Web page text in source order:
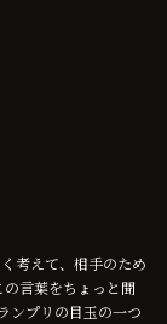
考えて、相手のため
言葉をちょっと聞
ンプリの目玉の一つ